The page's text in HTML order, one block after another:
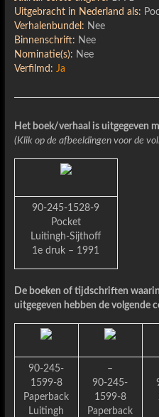
Uitgebracht in Nederland als:
Verhalenbundel: Nee
Binnenschrift: Nee
Nominatie(s): Nee
Verfilmd: Ja
Het boek/verhaal is uitgegeven
(Klik op de afbeeldingen voor de
90-245-1528-9
Pocket
Luitingh-Sijthoff
1e druk – 1991
De boeken of tijdschriften
uitgegeven hebben de volgende
90-245-
1599-8
Paperback
Luitingh
–
90-245-
1599-8
Paperback